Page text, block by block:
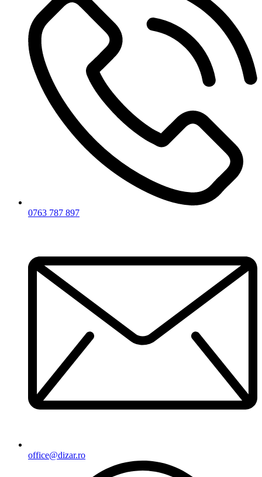
0763 787 897
office@dizar.ro